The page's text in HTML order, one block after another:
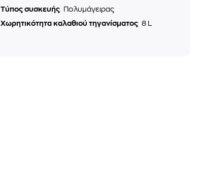
Τύπος συσκευής
Πολυμάγειρας
Χωρητικότητα καλαθιού τηγανίσματος 8 L